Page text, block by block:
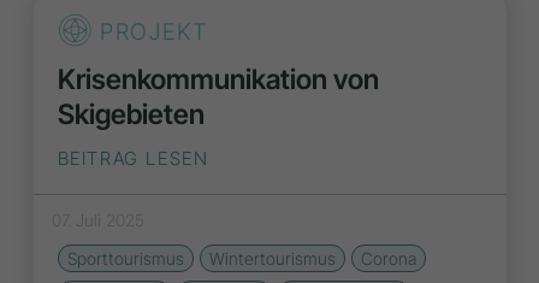
PROJEKT
Krisenkommu­nikation von
Skigebieten
BEITRAG LESEN
07. Juli 2025
Sporttourismus
Wintertourismus
Corona